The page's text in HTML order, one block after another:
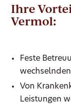
Ihre
Vermol:
Feste
Von
Leistungen